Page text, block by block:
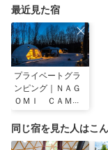
最近見た宿
プライベートグラ
ンピング｜ＮＡＧ
ＯＭＩ ＣＡＭＰ
同じ宿を見た人はこ